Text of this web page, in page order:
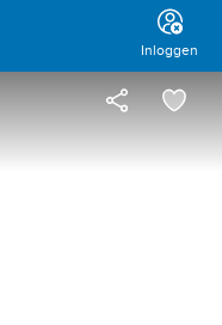
Inloggen